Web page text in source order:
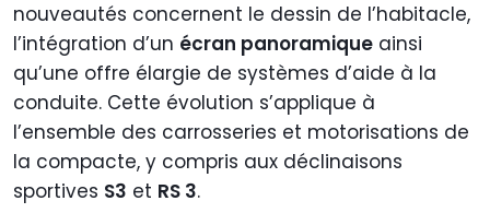
nouveautés concernent le dessin de l’habitacle,
l’intégration d’un écran panoramique ainsi
qu’une offre élargie de systèmes d’aide à la
conduite. Cette évolution s’applique à
l’ensemble des carrosseries et motorisations de
la compacte, y compris aux déclinaisons
sportives S3 et RS 3.